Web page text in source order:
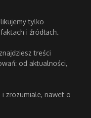
tylko
i źródłach.
treści
od aktualności,
i zrozumiale, nawet o